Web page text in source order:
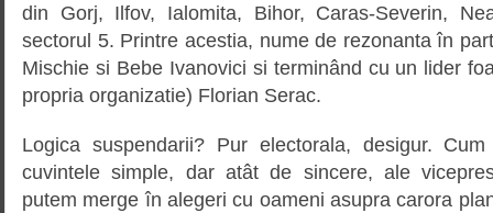
din Gorj, Ilfov, Ialomita, Bihor, Caras-Severin,
sectorul 5. Printre acestia, nume de rezonanta în
Mischie si Bebe Ivanovici si terminând cu un lider
propria organizatie) Florian Serac.
Logica suspendarii? Pur electorala, desigur.
cuvintele simple, dar atât de sincere, ale
putem merge în alegeri cu oameni asupra carora